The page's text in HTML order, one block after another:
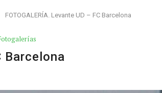
FOTOGALERÍA. Levante UD – FC Barcelona
Barcelona